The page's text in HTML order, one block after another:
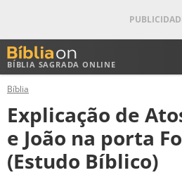
BÍBLIA SAGRADA ONLINE
ANTIGO TESTAMENTO
NOVO TESTAMENTO
VERSÍCULOS
Bíblia
Explicação de
e João na porta
(Estudo Bíblico)